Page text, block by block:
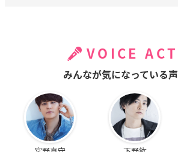
VOICE
みんなが気になっている